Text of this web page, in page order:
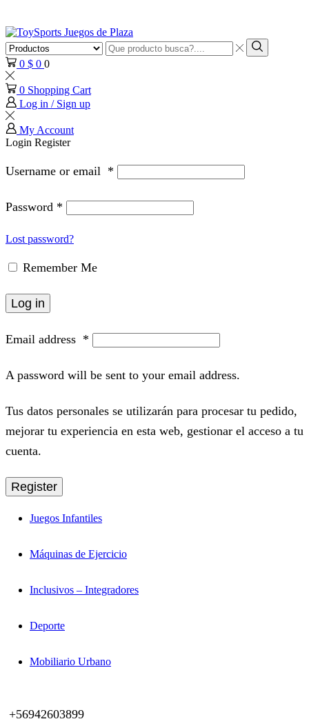
Search
input
Search
0 $ 0 0
0 Shopping Cart
Log in / Sign up
My Account
Login Register
Username or email *
Password *
Lost password?
Remember Me
Log in
Email address *
A password will be sent to your email address.
Tus datos personales se utilizarán para procesar tu pedido,
mejorar tu experiencia en esta web, gestionar el acceso a tu
cuenta.
Register
Juegos Infantiles
Máquinas de Ejercicio
Inclusivos – Integradores
Deporte
Mobiliario Urbano
+56942603899